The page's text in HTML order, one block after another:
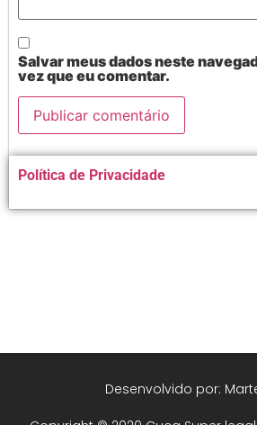
Salvar meus dados neste
vez que eu comentar.
Alternative:
Política de Privacidade
Desenvolvido por: